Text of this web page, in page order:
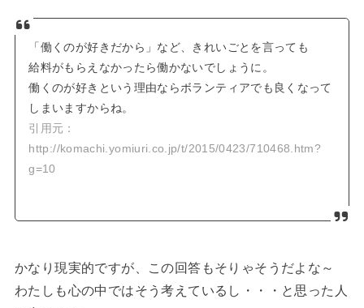
「働くのが好きだから」など、きれいごとを言っても
給料がもらえなかったら働かないでしょうに。
働くのが好きという理由ならボランティアでも良くなって
しまいますからね。
引用元：
http://komachi.yomiuri.co.jp/t/2015/0423/710468.htm?
g=10
かなり現実的ですが、この回答もそりゃそうだよな～
わたしも心の中ではそう考えているし・・・と思った人